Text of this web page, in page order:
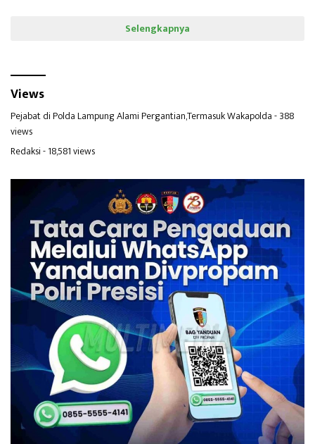
Selengkapnya
Views
Pejabat di Polda Lampung Alami Pergantian,Termasuk Wakapolda- 388
views
Redaksi- 18,581 views